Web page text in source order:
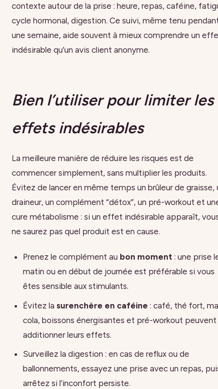
contexte autour de la prise : heure, repas, caféine,
cycle hormonal, digestion. Ce suivi, même tenu
une semaine, aide souvent à mieux comprendre un
indésirable qu’un avis client anonyme.
Bien l’utiliser pour limiter les
effets indésirables
La meilleure manière de réduire les risques est de
commencer simplement, sans multiplier les produits.
Évitez de lancer en même temps un brûleur de graisse,
draineur, un complément “détox”, un pré-workout et
cure métabolisme : si un effet indésirable apparaît,
ne saurez pas quel produit est en cause.
Prenez le complément au bon moment : une prise
matin ou en début de journée est préférable si vous
êtes sensible aux stimulants.
Évitez lasurenchère en caféine : café, thé fort,
cola, boissons énergisantes et pré-workout peuvent
additionner leurs effets.
Surveillez la digestion : en cas de reflux ou de
ballonnements, essayez une prise avec un repas,
arrêtez si l’inconfort persiste.